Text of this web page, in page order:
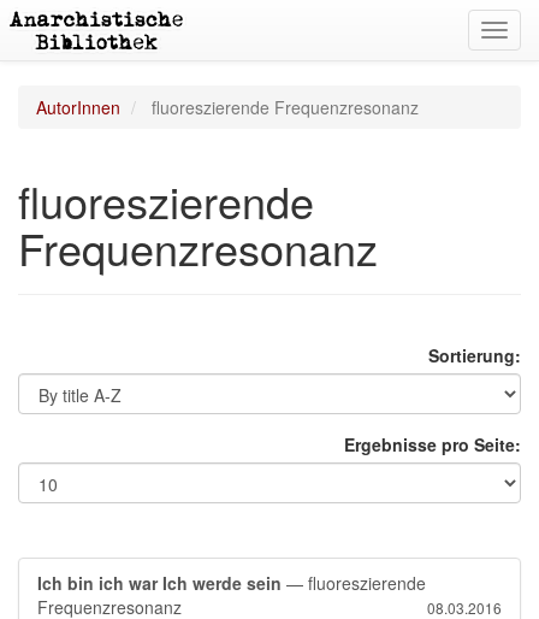
AutorInnen fluoreszierende Frequenzresonanz
fluoreszierende
Frequenzresonanz
Sortierung:
Ergebnisse pro Seite:
Ich bin ich war Ich werde sein — fluoreszierende
Frequenzresonanz
08.03.2016